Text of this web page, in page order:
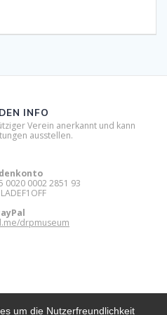
um die Nutzerfreundlichkeit
INFO
Verein anerkannt und kann
ausstellen.
0020 0002 2851 93
drpmuseum